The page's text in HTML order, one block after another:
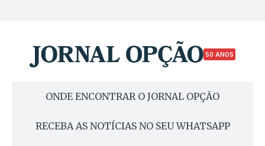
50 ANOS
ONDE ENCONTRAR O JORNAL OPÇÃO
RECEBA AS NOTÍCIAS NO SEU WHATSAPP